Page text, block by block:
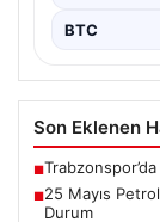
BTC
Son Eklenen
■
■25 Mayıs
Durum